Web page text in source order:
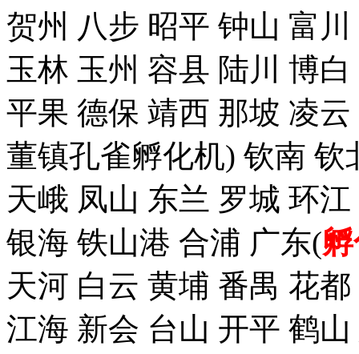
贺州 八步 昭平 钟山 富
玉林 玉州 容县 陆川 博
平果 德保 靖西 那坡 凌
董镇孔雀孵化机) 钦南
天峨 凤山 东兰 罗城 环
银海 铁山港 合浦 广东(
天河 白云 黄埔 番禺 花
江海 新会 台山 开平 鹤